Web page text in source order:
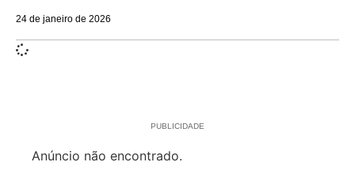
24 de janeiro de 2026
PUBLICIDADE
Anúncio não encontrado.